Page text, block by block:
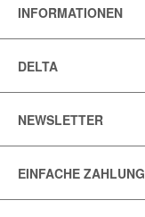
INFORMATIONEN
DELTA
NEWSLETTER
EINFACHE ZAHLUNG